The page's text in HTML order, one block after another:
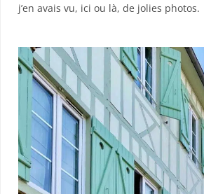
j’en avais vu, ici ou là, de jolies photos.